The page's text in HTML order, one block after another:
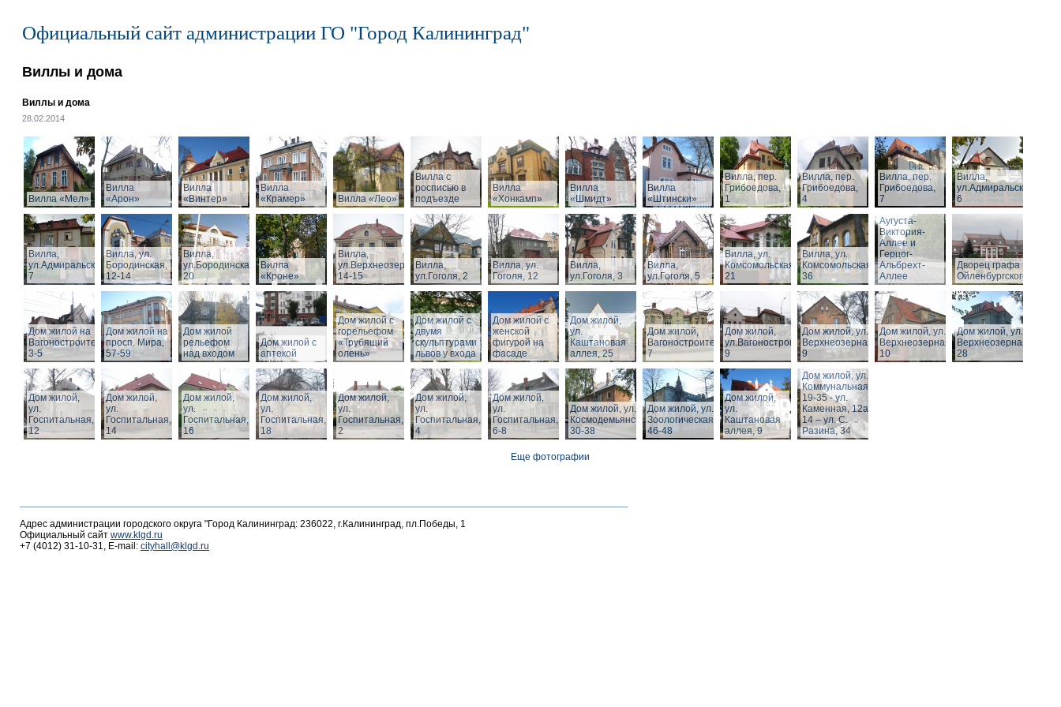
Официальный сайт администрации ГО "Город Калининград"
Виллы и дома
Виллы и дома
28.02.2014
Вилла «Мел»
Вилла
«Арон»
Вилла
«Винтер»
Вилла
«Крамер»
Вилла «Лео»
Вилла с
росписью в
подъезде
Вилла
«Хонкамп»
Вилла
«Шмидт»
Вилла
«Штински»
Вилла, пер.
Грибоедова,
1
Вилла, пер.
Грибоедова,
4
Вилла, пер.
Грибоедова,
7
Вилла,
ул.Адмиральская,
6
Вилла,
ул.Адмиральская,
7
Вилла, ул.
Бородинская,
12-14
Вилла,
ул.Бородинская,
20
Вилла
«Кроне»
Вилла,
ул.Верхнеозерная,
14-15
Вилла,
ул.Гоголя, 2
Вилла, ул.
Гоголя, 12
Вилла,
ул.Гоголя, 3
Вилла,
ул.Гоголя, 5
Вилла, ул.
Комсомольская,
21
Вилла, ул.
Комсомольская,
36
Виллы по
Аугуста-
Виктория-
Аллее и
Герцог-
Альбрехт-
Аллее
Дворец графа
Ойленбургского
Дом жилой на
Вагоностроительной
3-5
Дом жилой на
просп. Мира,
57-59
Дом жилой
рельефом
над входом
Дом жилой с
аптекой
Дом жилой с
горельефом
«Трубящий
олень»
Дом жилой с
двумя
скульптурами
львов у входа
Дом жилой с
женской
фигурой на
фасаде
Дом жилой,
ул.
Каштановая
аллея, 25
Дом жилой,
Вагоностроительная,
7
Дом жилой,
ул.Вагоностроительная,
9
Дом жилой, ул.
Верхнеозерная,
9
Дом жилой, ул.
Верхнеозерная,
10
Дом жилой, ул.
Верхнеозерная,
28
Дом жилой,
ул.
Госпитальная,
12
Дом жилой,
ул.
Госпитальная,
14
Дом жилой,
ул.
Госпитальная,
16
Дом жилой,
ул.
Госпитальная,
18
Дом жилой,
ул.
Госпитальная,
2
Дом жилой,
ул.
Госпитальная,
4
Дом жилой,
ул.
Госпитальная,
6-8
Дом жилой, ул. З.
Космодемьянской
30-38
Дом жилой, ул.
Зоологическая,
46-48
Дом жилой,
ул.
Каштановая
аллея, 9
Дом жилой, ул.
Коммунальная,
19-35 - ул.
Каменная, 12а,
14 – ул. С.
Разина, 34
Еще фотографии
Адрес администрации городского округа "Город Калининград: 236022, г.Калининград, пл.Победы, 1
Официальный сайт www.klgd.ru
+7 (4012) 31-10-31, E-mail: cityhall@klgd.ru